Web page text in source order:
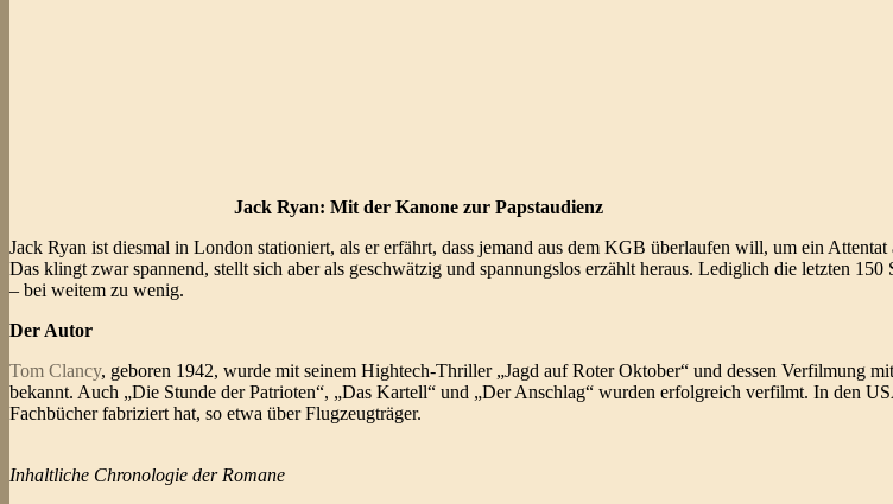
Jack Ryan: Mit der Kanone zur Papstaudienz
Jack Ryan ist diesmal in London stationiert, als er erfährt, dass jemand aus dem KGB überlaufen will, um ein
Das klingt zwar spannend, stellt sich aber als geschwätzig und spannungslos erzählt heraus. Lediglich die letzten
– bei weitem zu wenig.
Der Autor
Tom Clancy, geboren 1942, wurde mit seinem Hightech-Thriller „Jagd auf Roter Oktober“ und dessen Verfilmung
bekannt. Auch „Die Stunde der Patrioten“, „Das Kartell“ und „Der Anschlag“ wurden erfolgreich verfilmt. In den
Fachbücher fabriziert hat, so etwa über Flugzeugträger.
Inhaltliche Chronologie der Romane